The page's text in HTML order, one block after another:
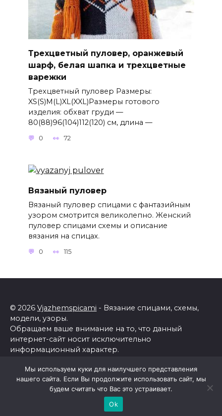
Трехцветный пуловер, оранжевый
шарф, белая шапка и трехцветные
варежки
Трехцветный пуловер Размеры:
XS(S)M(L)XL(XXL)Размеры готового
изделия: обхват груди —
80(88)96(104)112(120) см, длина —
0 72
Вязаный пуловер
Вязаный пуловер спицами с фантазийным
узором смотрится великолепно. Женский
пуловер спицами схемы и описание
вязания на спицах.
0 115
© 2026 Vjazhemspicami - Вязание спицами, схемы,
модели, узоры.
Обращаем ваше внимание на то, что данный
интернет-сайт носит исключительно
информационный характер.
Все права защищены.
Политика конфиденциальности
Мы используем куки для наилучшего представления
нашего сайта. Если Вы продолжите использовать сайт, мы
будем считать что Вас это устраивает.
Ok